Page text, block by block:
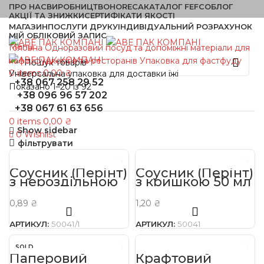
ПРО НАСВИРОБНИЦТВОHORECAКАТАЛОГ FEFCOБЛОГ
АКЦІЇ ТА ЗНИЖКИСЕРТИФІКАТИ ЯКОСТІ
МАГАЗИНПОСЛУГИ ДРУКУІНДИВІДУАЛЬНИЙ РОЗРАХУНОК
МІЙ ОБЛІКОВИЙ ЗАПИС
Menu
0items 0,00₴
+38 067 258 29 52
+38 096 96 57 202
+38 067 61 63 656
0 items 0,00 ₴
0Wishlist
ГоловнаОдноразовий посуд та допоміжні матеріали для
кафе, фудкортів та ресторанів Упаковка для фастфуду
Універсальна упаковка для доставки їжі
Показано 1–20 із 92
Show sidebar
фільтрувати
Соусник (Перінт)
з нероздільною
кришкою
прозорий 30 мл
0,89 ₴
АРТИКУЛ: 50041/1
Соусник (Перінт)
з кришкою 50 мл
1,20 ₴
АРТИКУЛ: 50041
SOLD
OUT
Паперовий Крафтовий